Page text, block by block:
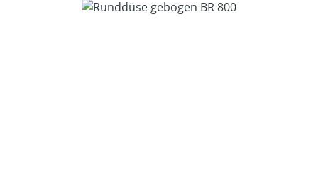
Bildergalerie überspringen